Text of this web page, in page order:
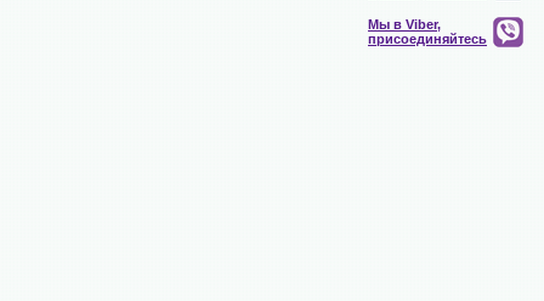
Мы в Viber,
присоединяйтесь